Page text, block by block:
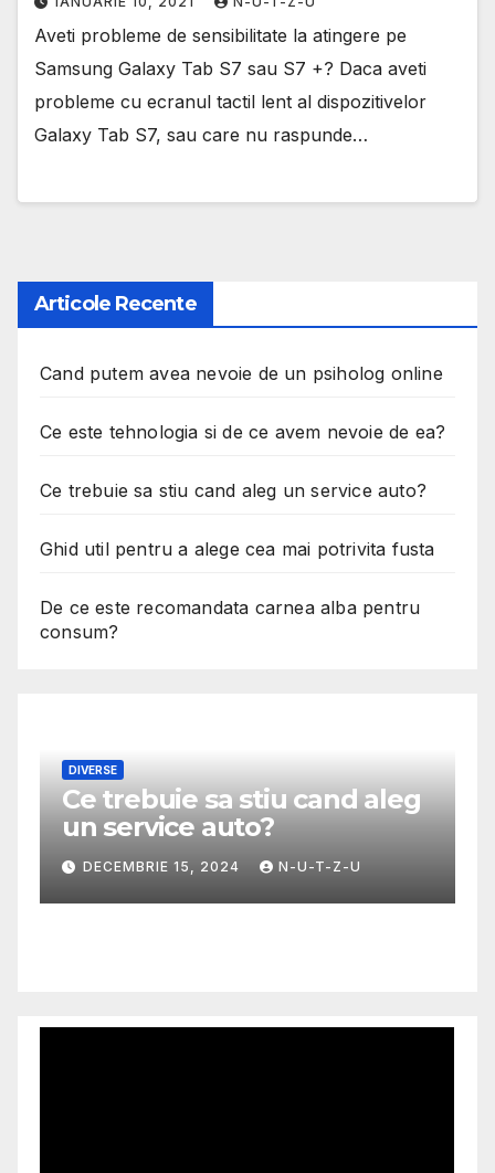
Aveti probleme de sensibilitate la atingere pe
Samsung Galaxy Tab S7 sau S7 +? Daca aveti
probleme cu ecranul tactil lent al dispozitivelor
Galaxy Tab S7, sau care nu raspunde…
Articole Recente
Cand putem avea nevoie de un psiholog online
Ce este tehnologia si de ce avem nevoie de ea?
Ce trebuie sa stiu cand aleg un service auto?
Ghid util pentru a alege cea mai potrivita fusta
De ce este recomandata carnea alba pentru
consum?
DIVERSE
Ce trebuie sa stiu cand aleg
un service auto?
DECEMBRIE 15, 2024 N-U-T-Z-U